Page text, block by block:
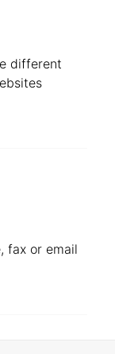
different
fax or email